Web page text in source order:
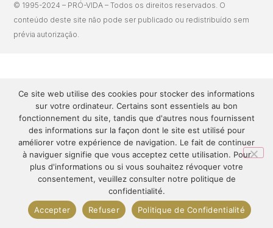
© 1995-2024 – PRÓ-VIDA – Todos os direitos reservados. O
conteúdo deste site não pode ser publicado ou redistribuído sem
prévia autorização.
Ce site web utilise des cookies pour stocker des informations
sur votre ordinateur. Certains sont essentiels au bon
fonctionnement du site, tandis que d'autres nous fournissent
des informations sur la façon dont le site est utilisé pour
améliorer votre expérience de navigation. Le fait de continuer
à naviguer signifie que vous acceptez cette utilisation. Pour
plus d'informations ou si vous souhaitez révoquer votre
consentement, veuillez consulter notre politique de
confidentialité.
Accepter
Refuser Politique de Confidentialité